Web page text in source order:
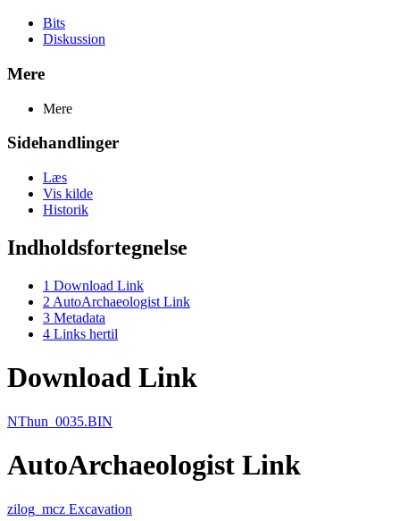
Bits
Diskussion
Mere
Mere
Sidehandlinger
Læs
Vis kilde
Historik
Indholdsfortegnelse
1 Download Link
2 AutoArchaeologist Link
3 Metadata
4 Links hertil
Download Link
NThun_0035.BIN
AutoArchaeologist Link
zilog_mcz Excavation